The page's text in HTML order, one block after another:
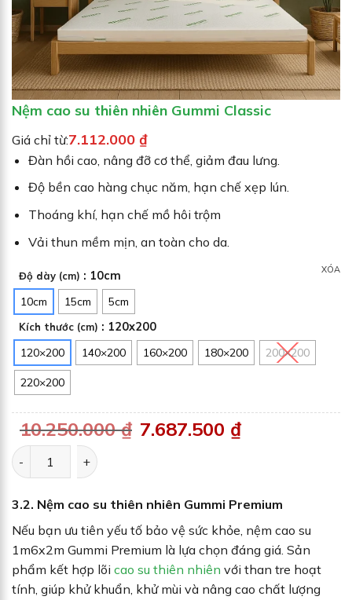
Ả
M
G
I
Á
Nệm cao su thiên nhiên Gummi Classic
Giá chỉ từ:7.112.000 ₫
Đàn hồi cao, nâng đỡ cơ thể, giảm đau lưng.
Độ bền cao hàng chục năm, hạn chế xẹp lún.
Thoáng khí, hạn chế mồ hôi trộm
Vải thun mềm mịn, an toàn cho da.
Độ dày (cm) : 10cm
10cm
15cm 5cm
Kích thước (cm) : 120x200
120×200
140×200 160×200 180×200 200×200
220×200
XÓA
10.250.000₫ G
i
1
.
2
5
0
0
0
0
7.687.500 ₫G
i
à
:
7
.
6
8
.
Nệm cao su thiên nhiên Gummi Classic số lượng
3.2. Nệm cao su thiên nhiên Gummi Premium
Nếu bạn ưu tiên yếu tố bảo vệ sức khỏe, nệm cao su
1m6x2m Gummi Premium là lựa chọn đáng giá. Sản
phẩm kết hợp lõi cao su thiên nhiên với than tre hoạt
tính, giúp khử khuẩn, khử mùi và nâng cao chất lượng